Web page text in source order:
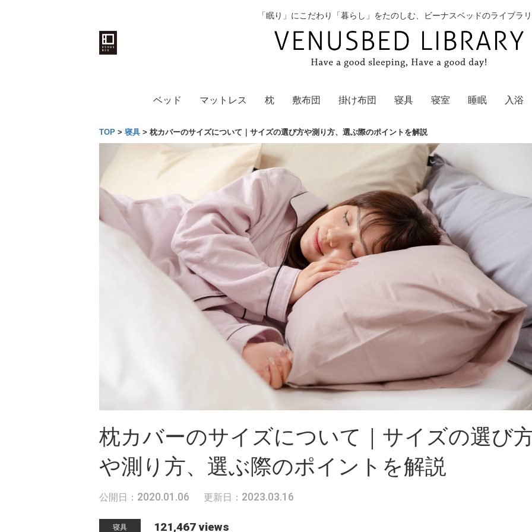
「眠り」にこだわり「暮らし」をたのしむ、ビーナスベッドのライブラ
ベッド マットレス 枕 敷布団 掛け布団 寝具 寝室 睡眠 入浴
TOP > 寝具 > 枕カバーのサイズについて｜サイズの選び方や測り方、選ぶ際のポイントを解説
枕カバーのサイズについて｜サイズの選び
や測り方、選ぶ際のポイントを解説
公開日： 2020.01.06 更新日： 2023.03.16
寝具 121,467 views